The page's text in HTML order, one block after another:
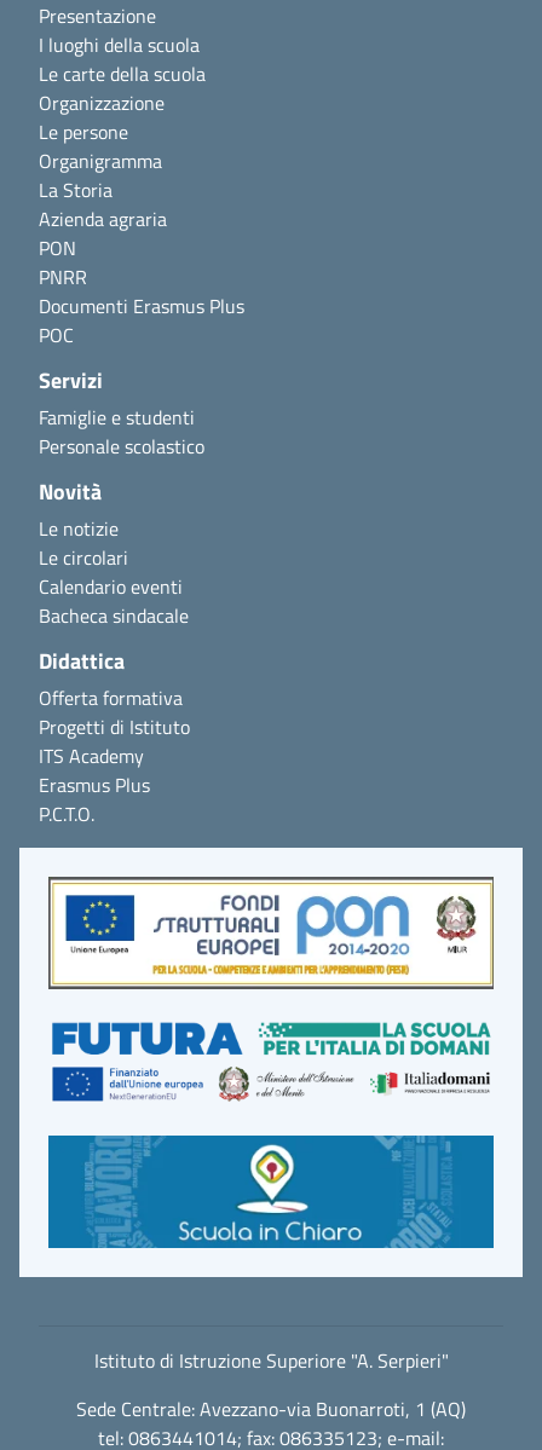
Presentazione
I luoghi della scuola
Le carte della scuola
Organizzazione
Le persone
Organigramma
La Storia
Azienda agraria
PON
PNRR
Documenti Erasmus Plus
POC
Servizi
Famiglie e studenti
Personale scolastico
Novità
Le notizie
Le circolari
Calendario eventi
Bacheca sindacale
Didattica
Offerta formativa
Progetti di Istituto
ITS Academy
Erasmus Plus
P.C.T.O.
Istituto di Istruzione Superiore "A. Serpieri"
Sede Centrale: Avezzano-via Buonarroti, 1 (AQ)
tel: 0863441014; fax: 086335123; e-mail: